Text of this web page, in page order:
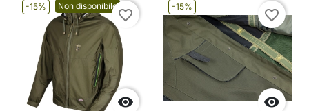
-15% Non disponibile

favorite_border
-15%

favorite_border